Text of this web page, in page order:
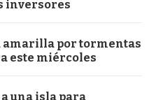
inversores
amarilla por tormentas
este miércoles
una isla para